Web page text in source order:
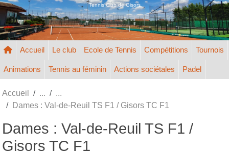
Tennis Club de Gisors
Accueil Le club Ecole de Tennis Compétitions Tournois
Animations Tennis au féminin Actions sociétales Padel
Accueil
Dames : Val-de-Reuil TS F1 / Gisors TC F1
Dames : Val-de-Reuil TS F1 /
Gisors TC F1
Panneau de gestion des cookies